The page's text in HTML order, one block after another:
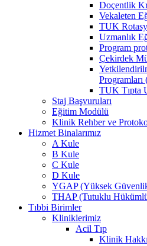
Doçentlik
Vekaleten
TUK
Uzmanlık
Program
Çekirdek
TUK Tıpta
Staj Başvuruları
Eğitim Modülü
Klinik Rehber ve
Hizmet Binalarımız
A Kule
B Kule
C Kule
D Kule
YGAP (Yüksek
THAP (Tutuklu
Tıbbi Birimler
Kliniklerimiz
Acil Tıp
Klinik